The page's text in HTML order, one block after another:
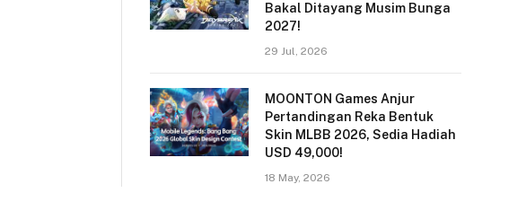
Bakal Ditayang Musim Bunga
2027!
29 Jul, 2026
MOONTON Games Anjur
Pertandingan Reka Bentuk
Skin MLBB 2026, Sedia Hadiah
USD 49,000!
18 May, 2026